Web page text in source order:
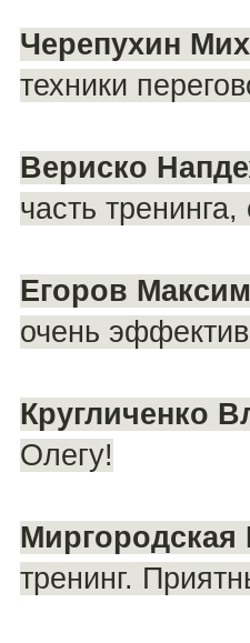
Черепухин
техники
Вериско
часть
Егоров
очень
Кругличенко
Олегу!
Миргородская
тренинг.